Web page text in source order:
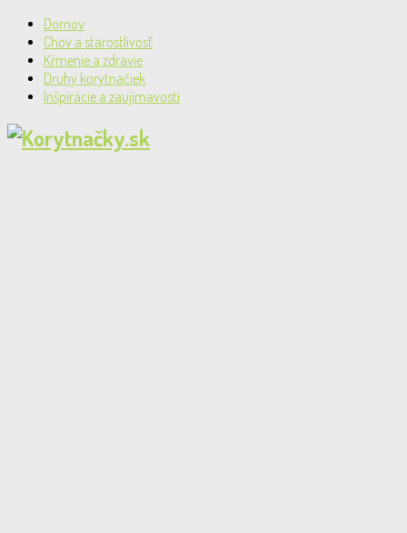
Domov
Chov a starostlivosť
Kŕmenie a zdravie
Druhy korytnačiek
Inšpirácie a zaujímavosti